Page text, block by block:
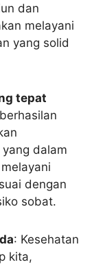
dan
melayani
yang solid
tepat
dalam
dengan
sobat.
: Kesehatan
kita,